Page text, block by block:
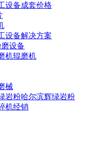
设备成套价格
设备解决方案
设备
机辊磨机
械
岩粉哈尔滨辉绿岩粉
机经销